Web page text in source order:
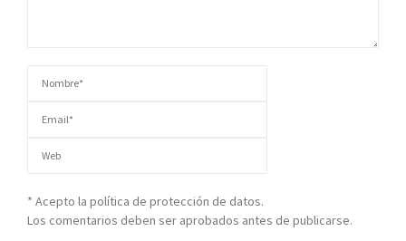
* Acepto la política de protección de datos.
Los comentarios deben ser aprobados antes de publicarse.